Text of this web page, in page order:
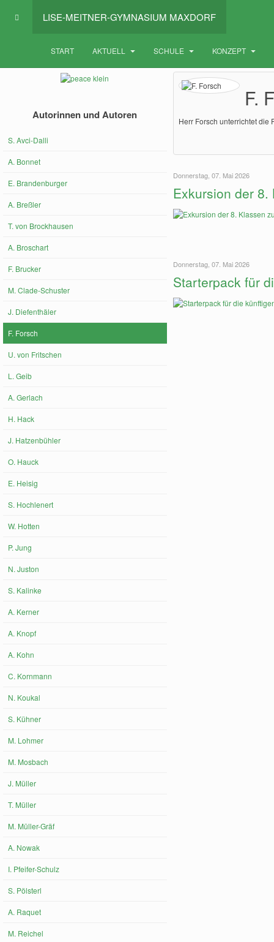
LISE-MEITNER-GYMNASIUM MAXDORF
START AKTUELL SCHULE KONZEPT
F.
Herr Forsch unterrichtet die
Donnerstag, 07. Mai 2026
Exkursion der
Donnerstag, 07. Mai 2026
Starterpack für
Autorinnen und Autoren
S. Avci-Dalli
A. Bonnet
E. Brandenburger
A. Breßler
T. von Brockhausen
A. Broschart
F. Brucker
M. Clade-Schuster
J. Diefenthäler
F. Forsch
U. von Fritschen
L. Geib
A. Gerlach
H. Hack
J. Hatzenbühler
O. Hauck
E. Heisig
S. Hochlenert
W. Hotten
P. Jung
N. Juston
S. Kalinke
A. Kerner
A. Knopf
A. Kohn
C. Kornmann
N. Koukal
S. Kühner
M. Lohmer
M. Mosbach
J. Müller
T. Müller
M. Müller-Gräf
A. Nowak
I. Pfeifer-Schulz
S. Pölsterl
A. Raquet
M. Reichel